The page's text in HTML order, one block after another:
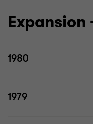
Expansion
1980
1979